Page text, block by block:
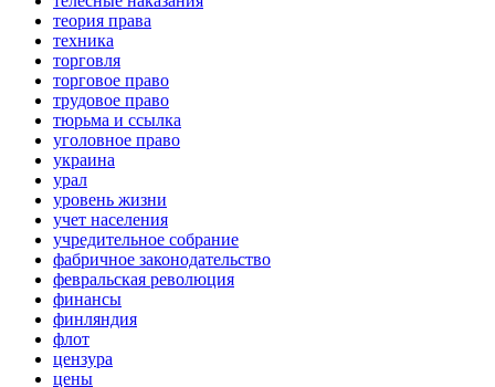
теория права
техника
торговля
торговое право
трудовое право
тюрьма и ссылка
уголовное право
украина
урал
уровень жизни
учет населения
учредительное собрание
фабричное законодательство
февральская революция
финансы
финляндия
флот
цензура
цены